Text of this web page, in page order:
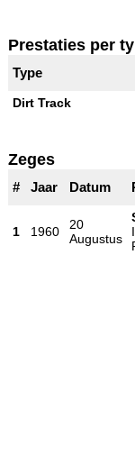
Prestaties per
Type
Dirt Track
Zeges
# Jaar Datum
1 1960
20
Augustus